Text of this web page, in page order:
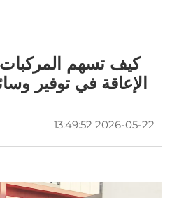
كيف تسهم
الإعاقة في توفير
2026-05-22 13:49:52